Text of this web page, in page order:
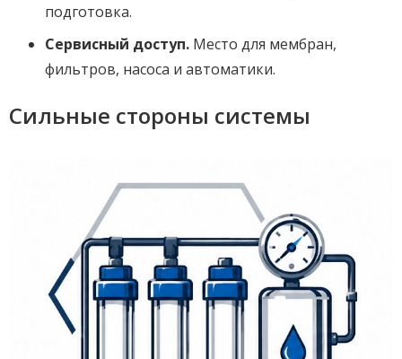
подготовка.
Сервисный доступ. Место для мембран,
фильтров, насоса и автоматики.
Сильные стороны системы